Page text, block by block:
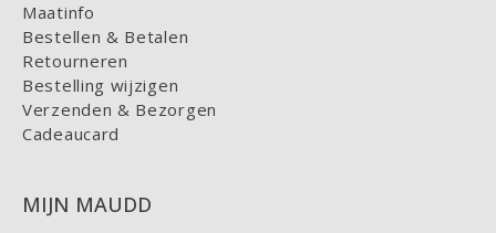
Maatinfo
Bestellen & Betalen
Retourneren
Bestelling wijzigen
Verzenden & Bezorgen
Cadeaucard
MIJN MAUDD